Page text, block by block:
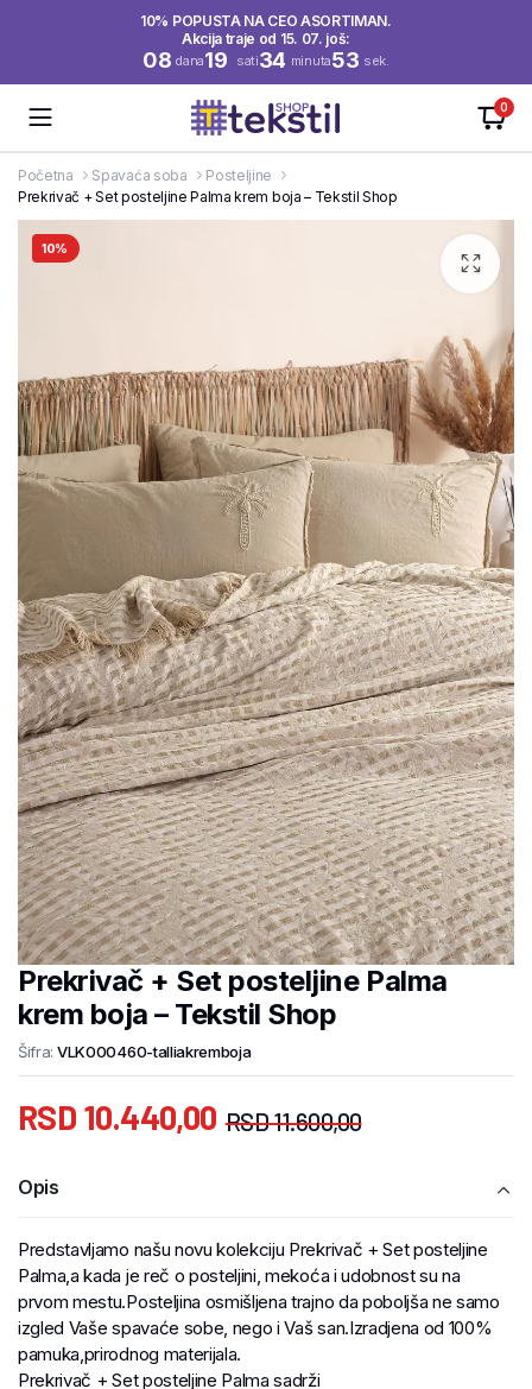
10% POPUSTA NA CEO ASORTIMAN.
Akcija traje od 15. 07. još:
08 dana19 sati34 minuta53 sek.
0
Početna Spavaća soba
Posteljine
Prekrivač + Set posteljine Palma krem boja – Tekstil Shop
10%
Prekrivač + Set posteljine Palma
krem boja – Tekstil Shop
Šifra: VLK000460-talliakremboja
RSD11.600,00
RSD 10.440,00
Opis
Predstavljamo našu novu kolekciju Prekrivač + Set posteljine
Palma,a kada je reč o posteljini, mekoća i udobnost su na
prvom mestu.Posteljina osmišljena trajno da poboljša ne samo
izgled Vaše spavaće sobe, nego i Vaš san.Izradjena od 100%
pamuka,prirodnog materijala.
Prekrivač + Set posteljine Palma sadrži